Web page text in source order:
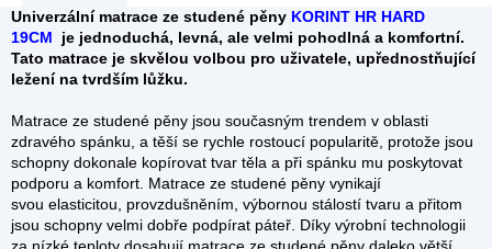
Univerzální matrace ze studené pěny KORINT HR HARD
19CM je jednoduchá, levná, ale velmi pohodlná a komfortní.
Tato matrace je skvělou volbou pro uživatele, upřednostňující
ležení na tvrdším lůžku.
Matrace ze studené pěny jsou současným trendem v oblasti
zdravého spánku, a těší se rychle rostoucí popularitě, protože jsou
schopny dokonale kopírovat tvar těla a při spánku mu poskytovat
podporu a komfort. Matrace ze studené pěny vynikají
svou elasticitou, provzdušněním, výbornou stálostí tvaru a přitom
jsou schopny velmi dobře podpírat páteř. Díky výrobní technologii